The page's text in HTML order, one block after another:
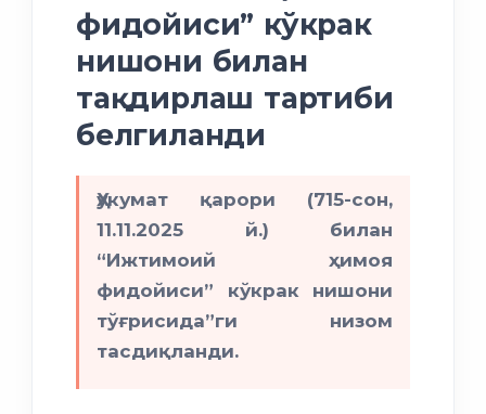
фидойиси” кўкрак
нишони билан
тақдирлаш тартиби
белгиланди
Ҳукумат қарори (715-сон,
11.11.2025 й.) билан
“Ижтимоий ҳимоя
фидойиси” кўкрак нишони
тўғрисида”ги низом
тасдиқланди.